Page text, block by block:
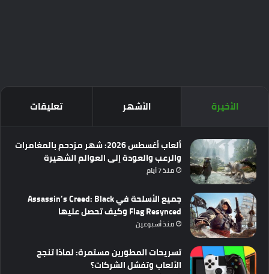
الأخيرة الأشهر تعليقات
ألعاب أغسطس 2026: شهر مزدحم بالمغامرات
والرعب والعودة إلى العوالم الشهيرة
منذ 7 أيام
جميع الأسلحة في Assassin’s Creed: Black
Flag Resynced وكيف تحصل عليها
منذ أسبوعين
تسريحات المطورين مستمرة: لماذا تنجح
الألعاب وتفشل الشركات؟